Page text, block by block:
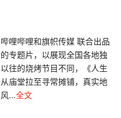
哔哩和旗帜传媒 联合出品
专题片，以展现全国各地独
往的烧烤节目不同，《人生
庙堂拉至寻常摊铺，真实地
...全文